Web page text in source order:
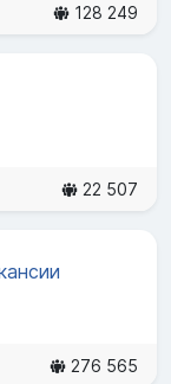
128 249
22 507
276 565